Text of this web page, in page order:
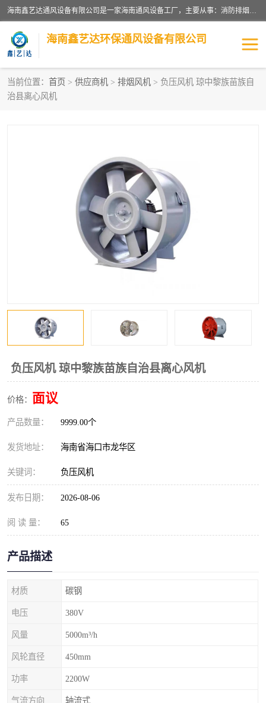
海南鑫艺达通风设备有限公司是一家海南通风设备工厂，主要从事：消防排烟工程、油烟净化工程、厨房排烟工程、酒店厨房设备、新风排风系统、镀锌铁皮管道加工、暖通工程、通风管道安装、消防火阀百叶风口等业务。公司拥有管道及配件一体化工厂生产线，良好的售后服务，良好的设计团队，良好的施工团队、良好管理人员，掌握畅通丰富的信息、市场渠道。
海南鑫艺达环保通风设备有限公司
当前位置： 首页 > 供应商机 > 排烟风机 > 负压风机 琼中黎族苗族自
治县离心风机
负压风机 琼中黎族苗族自治县离心风机
价格： 面议
产品数量： 9999.00个
发货地址： 海南省海口市龙华区
关键词： 负压风机
发布日期： 2026-08-06
阅 读 量： 65
产品描述
材质 碳钢
电压 380V
风量 5000m³/h
风轮直径 450mm
功率 2200W
气流方向 轴流式